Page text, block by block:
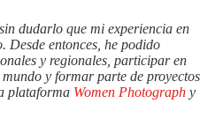
dudarlo que mi experiencia en
Desde entonces, he podido
y regionales, participar en
y formar parte de proyectos
plataforma Women Photograph y